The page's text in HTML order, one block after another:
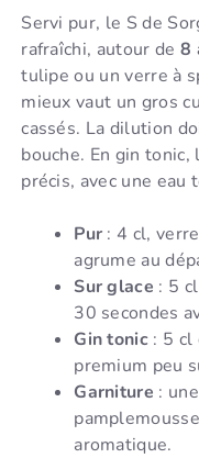
Servi pur, le S de
rafraîchi, autour de 8
tulipe ou un verre à
mieux vaut un gros
cassés. La dilution
bouche. En gin
précis, avec une eau
Pur : 4 cl,
agrume au
Sur glace : 5
30 secondes
Gin tonic : 5 cl
premium peu
Garniture :
aromatique.